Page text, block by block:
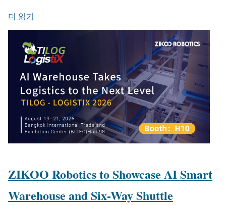
더 읽기
ZIKOO Robotics to Showcase AI Smart
Warehouse and Six-Way Shuttle